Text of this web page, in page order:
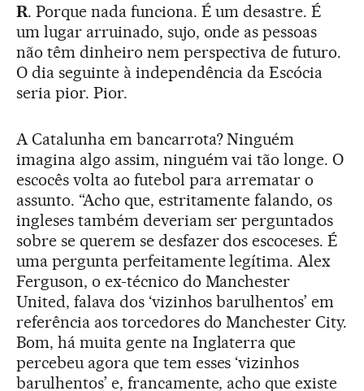
R. Porque nada funciona. É um desastre. É
um lugar arruinado, sujo, onde as pessoas
não têm dinheiro nem perspectiva de futuro.
O dia seguinte à independência da Escócia
seria pior. Pior.
A Catalunha em bancarrota? Ninguém
imagina algo assim, ninguém vai tão longe. O
escocês volta ao futebol para arrematar o
assunto. “Acho que, estritamente falando, os
ingleses também deveriam ser perguntados
sobre se querem se desfazer dos escoceses. É
uma pergunta perfeitamente legítima. Alex
Ferguson, o ex-técnico do Manchester
United, falava dos ‘vizinhos barulhentos’ em
referência aos torcedores do Manchester City.
Bom, há muita gente na Inglaterra que
percebeu agora que tem esses ‘vizinhos
barulhentos’ e, francamente, acho que existe